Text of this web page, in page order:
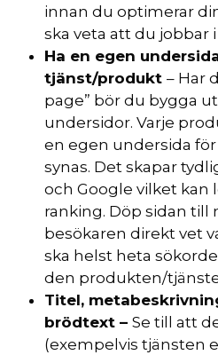
innan du optimerar
ska veta att du jobbar
Ha en egen
tjänst/produkt – Har
page” bör du bygga
undersidor. Varje
en egen undersida
synas. Det skapar
och Google vilket kan
ranking. Döp sidan till
besökaren direkt vet
ska helst heta
den produkten/
Titel,
brödtext – Se till att
(exempelvis tjänsten